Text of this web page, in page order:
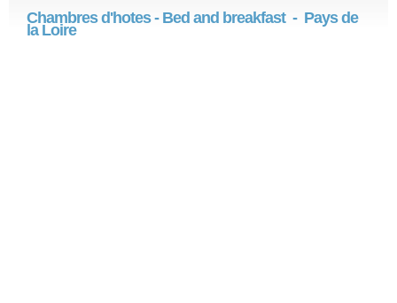
Chambres d'hotes - Bed and breakfast - Pays de
la Loire